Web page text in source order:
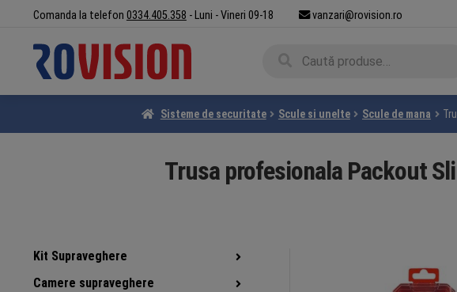
navigare
conținut
Comanda la telefon 0334.405.358 - Luni - Vineri 09-18 vanzari@rovision.ro
Sisteme de securitate Scule si unelte Scule de mana
Trusa profesionala Packout
Kit Supraveghere
Camere supraveghere